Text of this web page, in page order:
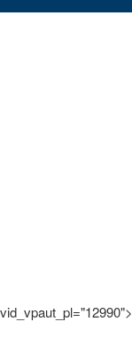
vid_vpaut_pl="12990">